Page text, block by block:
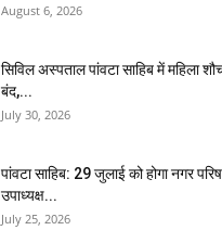
August 6, 2026
सिविल अस्पताल पांवटा साहिब में महिला
बंद,...
July 30, 2026
पांवटा साहिब: 29 जुलाई को होगा नगर
उपाध्यक्ष...
July 25, 2026